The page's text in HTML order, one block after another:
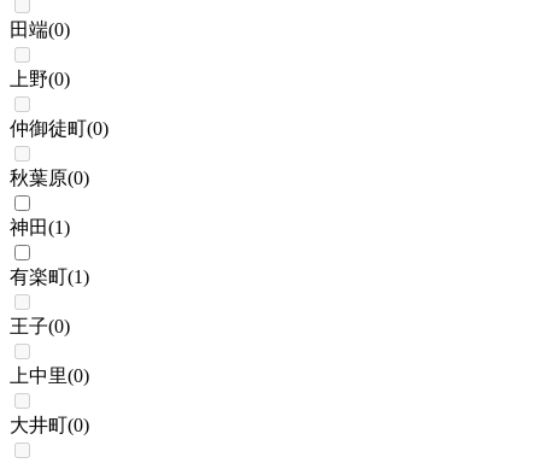
田端(0)
上野(0)
仲御徒町(0)
秋葉原(0)
神田(1)
有楽町(1)
王子(0)
上中里(0)
大井町(0)